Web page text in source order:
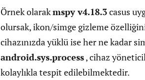
Örnek olarakmspy v4.18.3casus
olursak, ikon/simge gizleme
cihazınızda yüklü ise her ne kadar
android.sys.process, cihaz
kolaylıkla tespit edilebilmektedir.